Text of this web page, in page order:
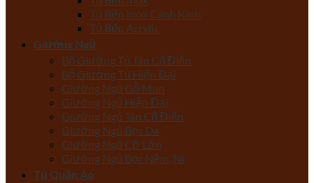
Tủ Bếp Inox Cánh Kính
Tủ Bếp Acrylic
Giường Ngủ
Bộ Giường Tủ Tân Cổ Điển
Bộ Giường Tủ Hiện Đại
Giường Ngủ Gỗ Mun
Giường Ngủ Hiện Đại
Giường Ngủ Tân Cổ Điển
Giường Ngủ Bọc Da
Giường Ngủ Cỡ Lớn
Giường Ngủ Bọc Nệm, Nỉ
Tủ Quần Áo